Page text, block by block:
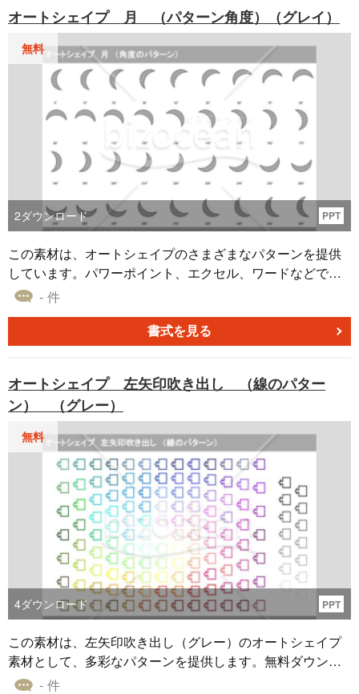
オートシェイプ 月 （パターン角度）（グレイ）
無料
2ダウンロード PPT
この素材は、オートシェイプのさまざまなパターンを提供
しています。パワーポイント、エクセル、ワードなどで資
料を作成する際に、無料でダウンロードしてお使いいただ
プレートなのか、その利点をご紹介しましょう。 この書式
テンプレートの大きな利点は、異なるパターンを選択でき
に対応できるため、プレゼンテーションやレポートがより
魅力的になります。
- 件
書式を見る
オートシェイプ 左矢印吹き出し （線のパター
ン） （グレー）
無料
4ダウンロード PPT
この素材は、左矢印吹き出し（グレー）のオートシェイプ
素材として、多彩なパターンを提供します。無料ダウンロ
ード可能な書式テンプレートとして、パワーポイント、エ
- 件